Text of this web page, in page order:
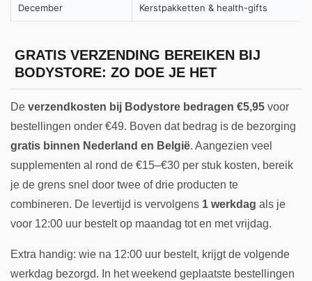
December Kerstpakketten & health-gifts
GRATIS VERZENDING BEREIKEN BIJ
BODYSTORE: ZO DOE JE HET
De verzendkosten bij Bodystore bedragen €5,95 voor
bestellingen onder €49. Boven dat bedrag is de bezorging
gratis binnen Nederland en België. Aangezien veel
supplementen al rond de €15–€30 per stuk kosten, bereik
je de grens snel door twee of drie producten te
combineren. De levertijd is vervolgens 1 werkdag als je
voor 12:00 uur bestelt op maandag tot en met vrijdag.
Extra handig: wie na 12:00 uur bestelt, krijgt de volgende
werkdag bezorgd. In het weekend geplaatste bestellingen